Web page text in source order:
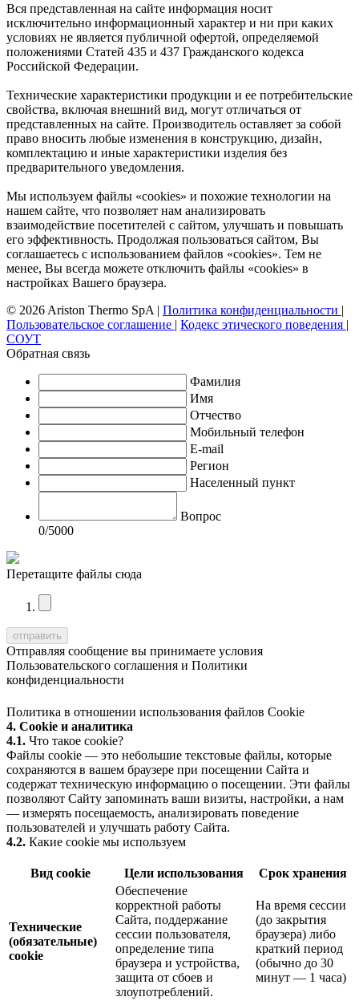
Вся представленная на сайте информация носит
исключительно информационный характер и ни при каких
условиях не является публичной офертой, определяемой
положениями Статей 435 и 437 Гражданского кодекса
Российской Федерации.
Технические характеристики продукции и ее потребительские
свойства, включая внешний вид, могут отличаться от
представленных на сайте. Производитель оставляет за собой
право вносить любые изменения в конструкцию, дизайн,
комплектацию и иные характеристики изделия без
предварительного уведомления.
Мы используем файлы «cookies» и похожие технологии на
нашем сайте, что позволяет нам анализировать
взаимодействие посетителей с сайтом, улучшать и повышать
его эффективность. Продолжая пользоваться сайтом, Вы
соглашаетесь с использованием файлов «cookies». Тем не
менее, Вы всегда можете отключить файлы «cookies» в
настройках Вашего браузера.
© 2026 Ariston Thermo SpA | Политика конфиденциальности |
Пользовательское соглашение | Кодекс этического поведения |
СОУТ
Обратная связь
Фамилия
Имя
Отчество
Мобильный телефон
E-mail
Регион
Населенный пункт
Вопрос
0/5000
Перетащите файлы сюда
Отправляя сообщение вы принимаете условия
Пользовательского соглашения и Политики
конфиденциальности
Политика в отношении использования файлов Cookie
4. Cookie и аналитика
4.1. Что такое cookie?
Файлы cookie — это небольшие текстовые файлы, которые
сохраняются в вашем браузере при посещении Сайта и
содержат техническую информацию о посещении. Эти файлы
позволяют Сайту запоминать ваши визиты, настройки, а нам
— измерять посещаемость, анализировать поведение
пользователей и улучшать работу Сайта.
4.2. Какие cookie мы используем
Вид cookie Цели использования Срок хранения
Технические
(обязательные)
cookie
Обеспечение
корректной работы
Сайта, поддержание
сессии пользователя,
определение типа
браузера и устройства,
защита от сбоев и
злоупотреблений.
На время сессии
(до закрытия
браузера) либо
краткий период
(обычно до 30
минут — 1 часа)